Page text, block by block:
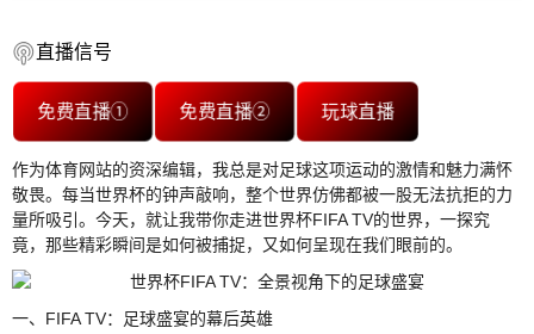
直播信号
免费直播① 免费直播② 玩球直播
作为体育网站的资深编辑，我总是对足球这项运动的激情和魅力满怀
敬畏。每当世界杯的钟声敲响，整个世界仿佛都被一股无法抗拒的力
量所吸引。今天，就让我带你走进世界杯FIFA TV的世界，一探究
竟，那些精彩瞬间是如何被捕捉，又如何呈现在我们眼前的。
一、FIFA TV：足球盛宴的幕后英雄